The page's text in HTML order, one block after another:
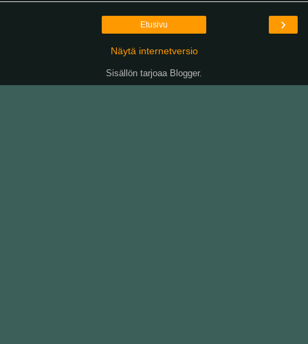
›
Etusivu
Näytä internetversio
Sisällön tarjoaa Blogger.